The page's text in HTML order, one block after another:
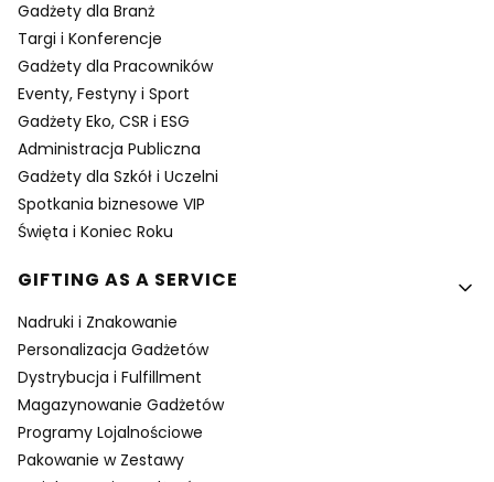
Gadżety dla Branż
Targi i Konferencje
Gadżety dla Pracowników
Eventy, Festyny i Sport
Gadżety Eko, CSR i ESG
Administracja Publiczna
Gadżety dla Szkół i Uczelni
Spotkania biznesowe VIP
Święta i Koniec Roku
GIFTING AS A SERVICE
Nadruki i Znakowanie
Personalizacja Gadżetów
Dystrybucja i Fulfillment
Magazynowanie Gadżetów
Programy Lojalnościowe
Pakowanie w Zestawy